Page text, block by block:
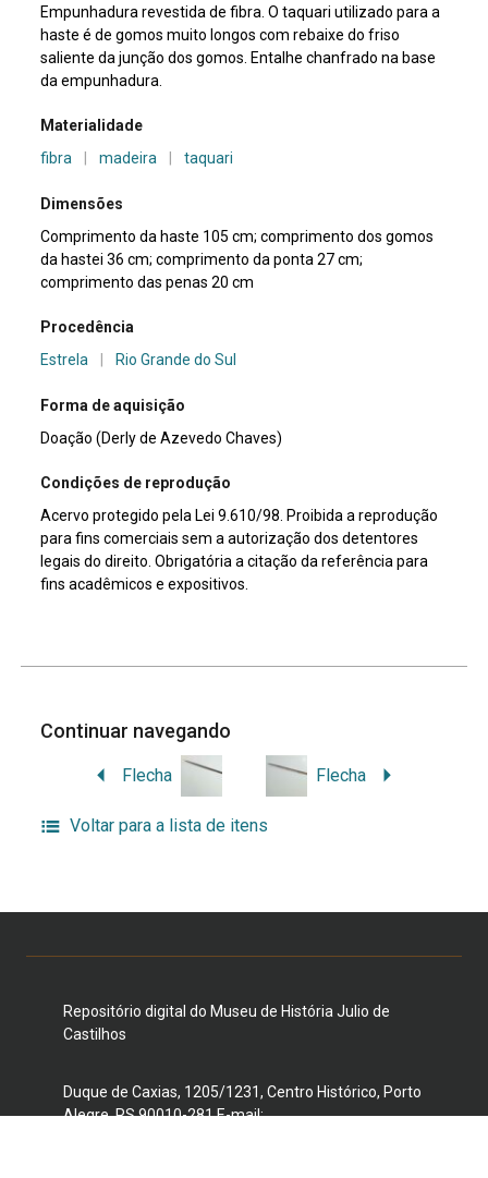
Empunhadura revestida de fibra. O taquari utilizado para a
haste é de gomos muito longos com rebaixe do friso
saliente da junção dos gomos. Entalhe chanfrado na base
da empunhadura.
Materialidade
fibra
madeira taquari
Dimensões
Comprimento da haste 105 cm; comprimento dos gomos
da hastei 36 cm; comprimento da ponta 27 cm;
comprimento das penas 20 cm
Procedência
Estrela
Rio Grande do Sul
Forma de aquisição
Doação (Derly de Azevedo Chaves)
Condições de reprodução
Acervo protegido pela Lei 9.610/98. Proibida a reprodução
para fins comerciais sem a autorização dos detentores
legais do direito. Obrigatória a citação da referência para
fins acadêmicos e expositivos.
Continuar navegando
Flecha Flecha
Voltar para a lista de itens
Repositório digital do Museu de História Julio de
Castilhos
Duque de Caxias, 1205/1231, Centro Histórico, Porto
Alegre, RS 90010-281 E-mail: